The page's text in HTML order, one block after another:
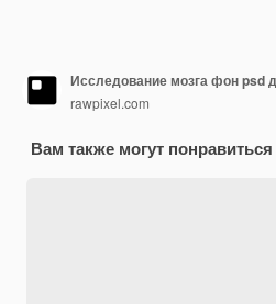
rawpixel.com
Вам также могут понравиться